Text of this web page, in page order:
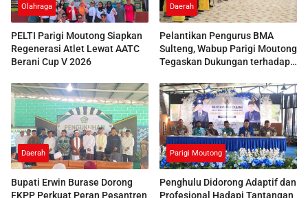
Olahraga
PELTI Parigi Moutong Siapkan
Regenerasi Atlet Lewat AATC
Berani Cup V 2026
Daerah
Pelantikan Pengurus BMA
Sulteng, Wabup Parigi Moutong
Tegaskan Dukungan terhadap
Daerah
Bupati Erwin Burase Dorong
FKPP Perkuat Peran Pesantren
Parigi Moutong
Penghulu Didorong Adaptif dan
Profesional Hadapi Tantangan